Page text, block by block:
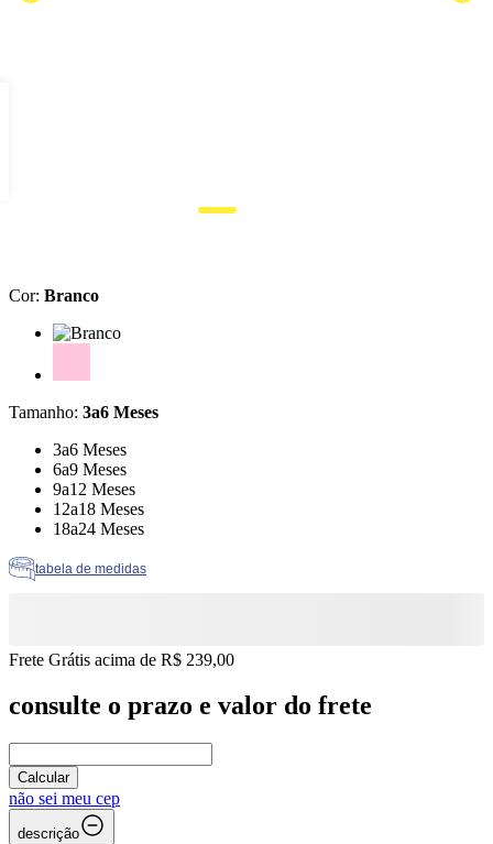
Cor: Branco
Cor: Branco
Tamanho: 3a6 Meses
Tamanho: 3a6 Meses
3a6 Meses
Tamanho: 6a9 Meses
6a9 Meses
Tamanho: 9a12 Meses
9a12 Meses
Tamanho: 12a18 Meses
12a18 Meses
Tamanho: 18a24 Meses
18a24 Meses
tabela de medidas
Frete Grátis acima de R$ 239,00
consulte o prazo e valor do frete
Calcular
não sei meu cep
descrição